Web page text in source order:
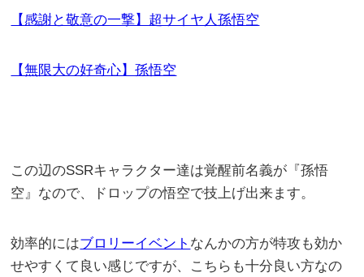
【感謝と敬意の一撃】超サイヤ人孫悟空
【無限大の好奇心】孫悟空
この辺のSSRキャラクター達は覚醒前名義が『孫悟
空』なので、ドロップの悟空で技上げ出来ます。
効率的にはブロリーイベント なんかの方が特攻も効か
せやすくて良い感じですが、こちらも十分良い方なの